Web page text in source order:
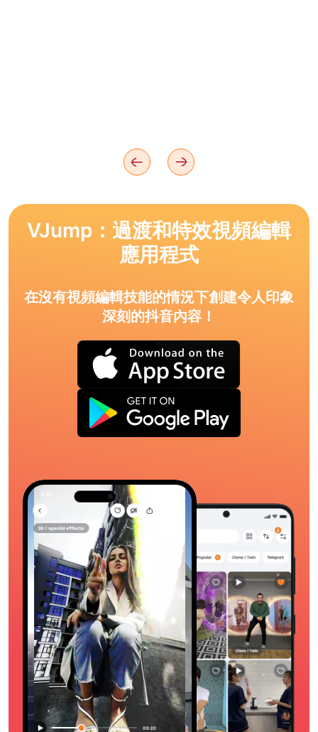
VJump：過渡和特效視頻編輯
應用程式
在沒有視頻編輯技能的情況下創建令人印象
深刻的抖音內容！